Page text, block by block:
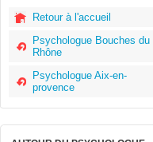
Retour à l'accueil
Psychologue Bouches du
Rhône
Psychologue Aix-en-
provence